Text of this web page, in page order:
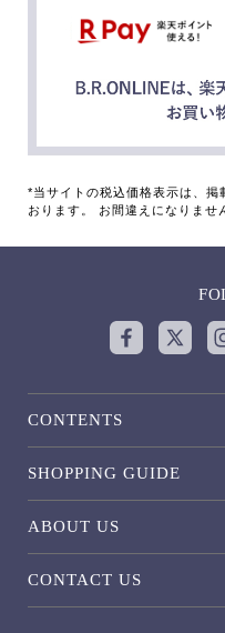
*当サイトの税込価格表示は、掲
おります。 お間違えになりませ
CONTENTS
SHOPPING GUIDE
ABOUT US
CONTACT US